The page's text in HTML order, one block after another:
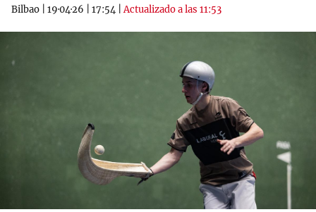
Bilbao
19·04·26 17:54 |Actualizado a las 11:53